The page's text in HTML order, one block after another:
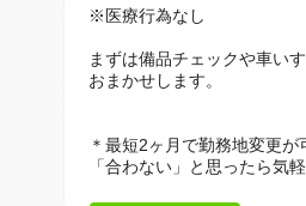
※医療行為なし
まずは備品チェックや車い
おまかせします。
＊最短2ヶ月で勤務地変更が
「合わない」と思ったら気